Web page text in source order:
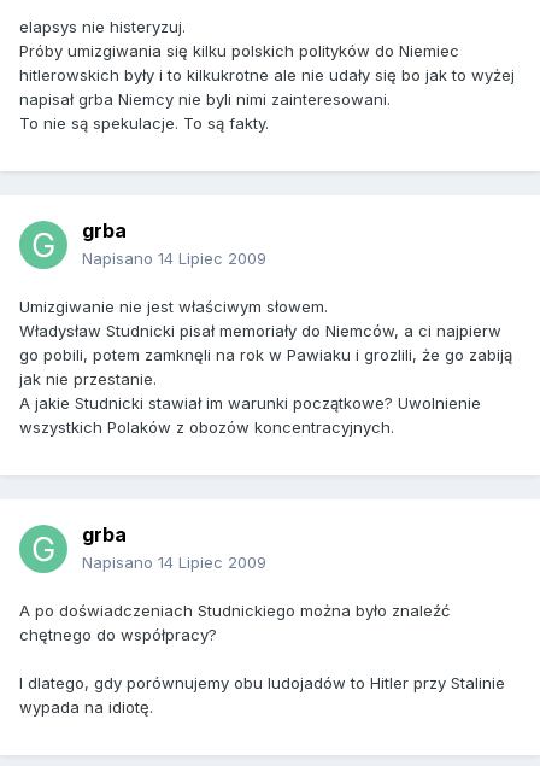
elapsys nie histeryzuj.
Próby umizgiwania się kilku polskich polityków do Niemiec
hitlerowskich były i to kilkukrotne ale nie udały się bo jak to wyżej
napisał grba Niemcy nie byli nimi zainteresowani.
To nie są spekulacje. To są fakty.
grba
Napisano 14 Lipiec 2009
Umizgiwanie nie jest właściwym słowem.
Władysław Studnicki pisał memoriały do Niemców, a ci najpierw
go pobili, potem zamknęli na rok w Pawiaku i grozlili, że go zabiją
jak nie przestanie.
A jakie Studnicki stawiał im warunki początkowe? Uwolnienie
wszystkich Polaków z obozów koncentracyjnych.
grba
Napisano 14 Lipiec 2009
A po doświadczeniach Studnickiego można było znaleźć
chętnego do współpracy?
I dlatego, gdy porównujemy obu ludojadów to Hitler przy Stalinie
wypada na idiotę.